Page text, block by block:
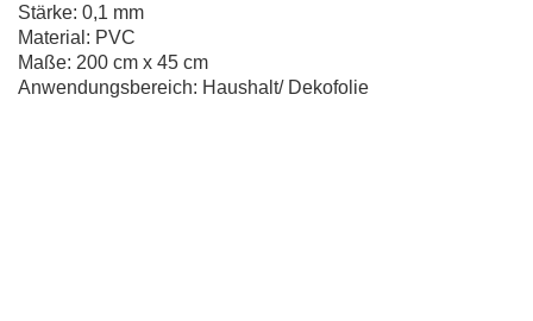
Stärke: 0,1 mm
Material: PVC
Maße: 200 cm x 45 cm
Anwendungsbereich: Haushalt/ Dekofolie